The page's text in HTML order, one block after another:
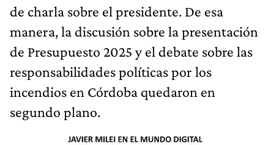
de charla sobre el presidente. De esa
manera, la discusión sobre la presentación
de Presupuesto 2025 y el debate sobre las
responsabilidades políticas por los
incendios en Córdoba quedaron en
segundo plano.